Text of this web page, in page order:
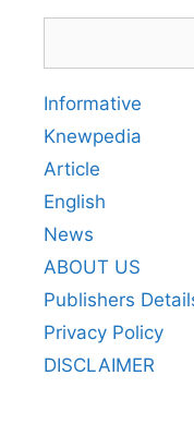
Informative
Knewpedia
Article
English
News
ABOUT US
Publishers
Privacy Policy
DISCLAIMER